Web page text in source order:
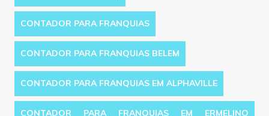
CONTADOR PARA FRANQUIAS
CONTADOR PARA FRANQUIAS BELEM
CONTADOR PARA FRANQUIAS EM ALPHAVILLE
CONTADOR PARA FRANQUIAS EM ERMELINO